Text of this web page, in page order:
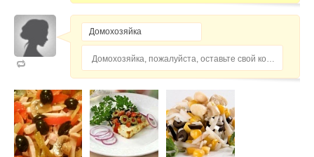
Домохозяйка, пожалуйста, оставьте свой комментарий...